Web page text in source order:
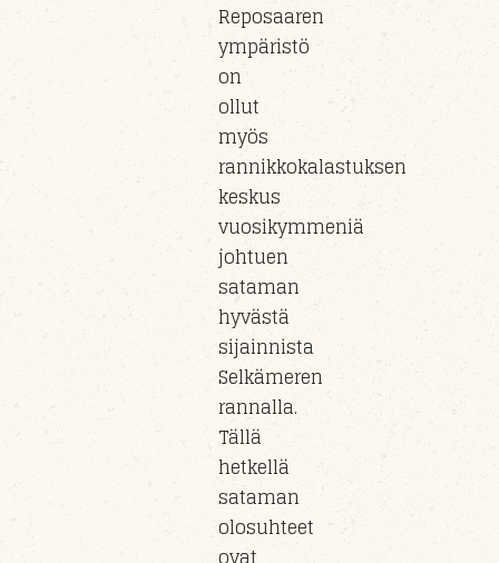
Reposaaren
ympäristö
on
ollut
myös
rannikkokalastuksen
keskus
vuosikymmeniä
johtuen
sataman
hyvästä
sijainnista
Selkämeren
rannalla.
Tällä
hetkellä
sataman
olosuhteet